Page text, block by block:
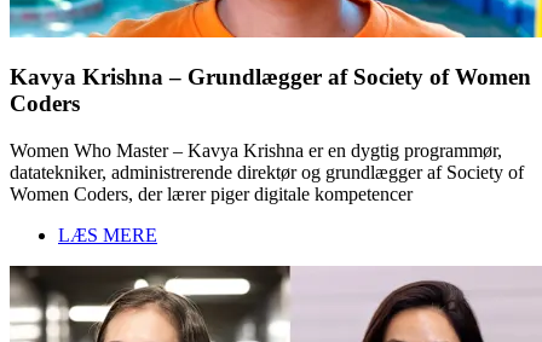
Kavya Krishna – Grundlægger af Society of Women
Coders
Women Who Master – Kavya Krishna er en dygtig programmør,
datatekniker, administrerende direktør og grundlægger af Society of
Women Coders, der lærer piger digitale kompetencer
LÆS MERE